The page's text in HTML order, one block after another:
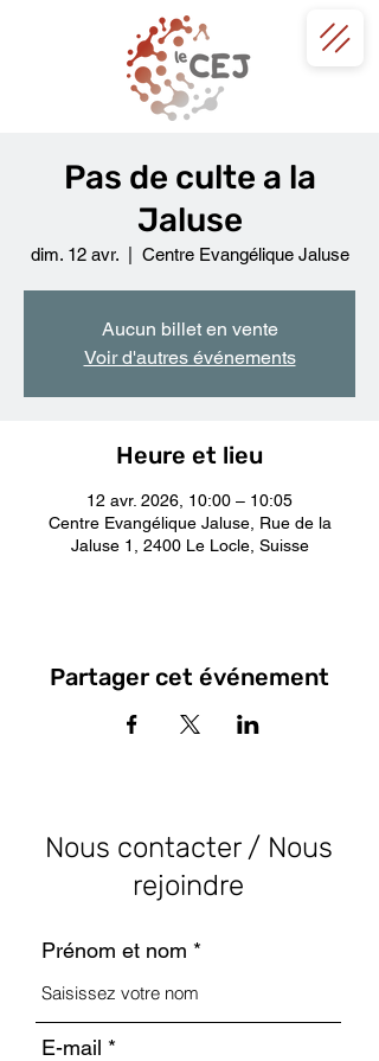
Pas de culte a la
Jaluse
dim. 12 avr.
  |
Centre Evangélique Jaluse
Aucun billet en vente
Voir d'autres événements
Heure et lieu
12 avr. 2026, 10:00 – 10:05
Centre Evangélique Jaluse, Rue de la
Jaluse 1, 2400 Le Locle, Suisse
Partager cet événement
Nous contacter / Nous
rejoindre
Prénom et nom
E-mail